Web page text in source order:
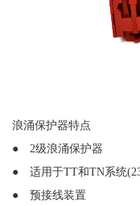
浪涌保护器特点
● 2级浪涌保护器
● 适用于TT和TN系统
● 预接线装置